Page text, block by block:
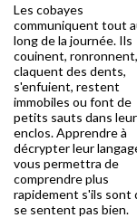
Les cobayes
communiquent tout
long de la journée. Ils
couinent, ronronnent,
claquent des dents,
s'enfuient, restent
immobiles ou font de
petits sauts dans leur
enclos. Apprendre à
décrypter leur
vous permettra de
comprendre plus
rapidement s'ils sont
se sentent pas bien.